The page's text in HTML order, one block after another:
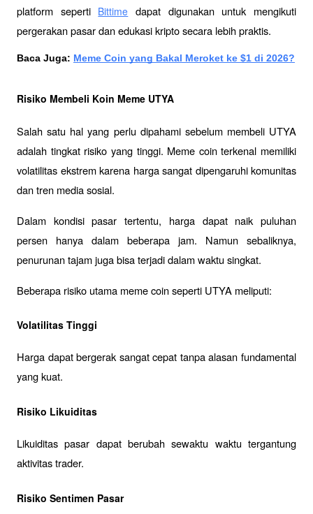
platform seperti Bittime dapat digunakan untuk mengikuti
pergerakan pasar dan edukasi kripto secara lebih praktis.
Baca Juga: Meme Coin yang Bakal Meroket ke $1 di 2026?
Risiko Membeli Koin Meme UTYA
Salah satu hal yang perlu dipahami sebelum membeli UTYA
adalah tingkat risiko yang tinggi. Meme coin terkenal memiliki
volatilitas ekstrem karena harga sangat dipengaruhi komunitas
dan tren media sosial.
Dalam kondisi pasar tertentu, harga dapat naik puluhan
persen hanya dalam beberapa jam. Namun sebaliknya,
penurunan tajam juga bisa terjadi dalam waktu singkat.
Beberapa risiko utama meme coin seperti UTYA meliputi:
Volatilitas Tinggi
Harga dapat bergerak sangat cepat tanpa alasan fundamental
yang kuat.
Risiko Likuiditas
Likuiditas pasar dapat berubah sewaktu waktu tergantung
aktivitas trader.
Risiko Sentimen Pasar